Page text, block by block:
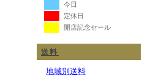
今日
定休日
開店記念セール
送料
地域別送料